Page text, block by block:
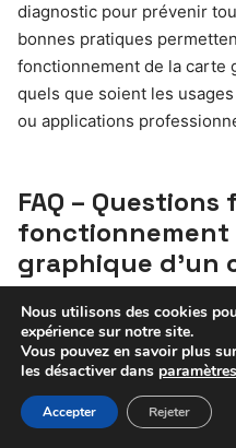
diagnostic pour prévenir
bonnes pratiques
fonctionnement de la carte
quels que soient les
ou applications
FAQ –
fonctionnement
graphique d’un
Comment savoir si une
avec mon ordinateur et
Vérifiez l’emplacement
puissance de
ou DisplayPort compatibles
Nous utilisons des cookies
expérience sur notre site.
Vous pouvez en savoir plus
les désactiver dans paramètres
Accepter Rejeter